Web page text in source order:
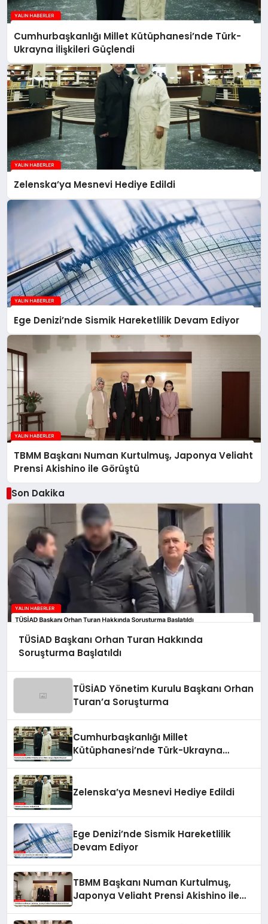
Cumhurbaşkanlığı Millet Kütüphanesi’nde Türk-
Ukrayna İlişkileri Güçlendi
Zelenska’ya Mesnevi Hediye Edildi
Ege Denizi’nde Sismik Hareketlilik Devam Ediyor
TBMM Başkanı Numan Kurtulmuş, Japonya Veliaht
Prensi Akishino ile Görüştü
Son Dakika
TÜSİAD Başkanı Orhan Turan Hakkında
Soruşturma Başlatıldı
TÜSİAD Yönetim Kurulu Başkanı Orhan
Turan’a Soruşturma
Cumhurbaşkanlığı Millet
Kütüphanesi’nde Türk-Ukrayna
Zelenska’ya Mesnevi Hediye Edildi
Ege Denizi’nde Sismik Hareketlilik
Devam Ediyor
TBMM Başkanı Numan Kurtulmuş,
Japonya Veliaht Prensi Akishino ile